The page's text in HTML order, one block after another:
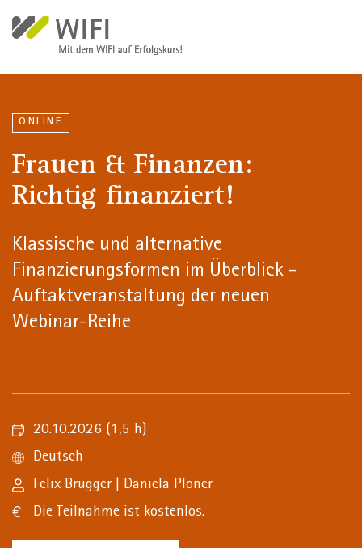
ONLINE
Frauen & Finanzen:
Richtig finanziert!
Klassische und alternative
Finanzierungsformen im Überblick -
Auftaktveranstaltung der neuen
Webinar-Reihe
20.10.2026 (1,5 h)
Deutsch
Felix Brugger
Daniela Ploner
Die Teilnahme ist kostenlos.